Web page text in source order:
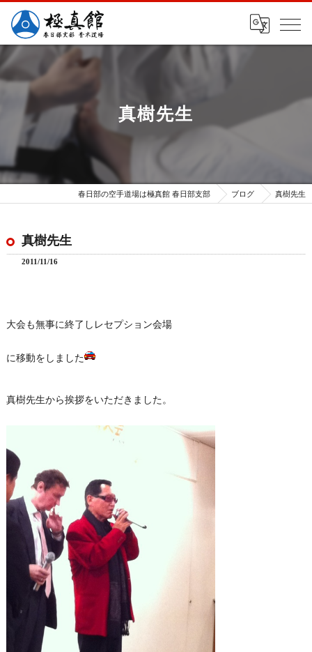
真樹先生
春日部の空手道場は極真館 春日部支部 ブログ 真樹先生
真樹先生
2011/11/16
大会も無事に終了しレセプション会場
に移動をしました
真樹先生から挨拶をいただきました。